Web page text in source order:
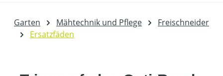
Garten Mähtechnik und Pflege
Freischneider
Ersatzfäden